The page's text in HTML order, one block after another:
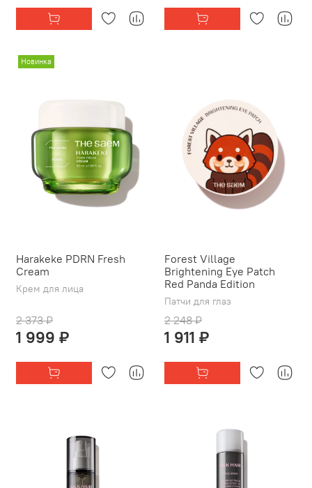
Новинка
Harakeke PDRN Fresh
Cream
Крем для лица
2 373 ₽
1 999 ₽
Forest Village
Brightening Eye Patch
Red Panda Edition
Патчи для глаз
2 248 ₽
1 911 ₽